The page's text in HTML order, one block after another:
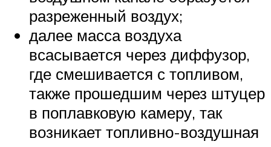
разреженный воздух;
далее масса воздуха
всасывается через диффузор,
где смешивается с топливом,
также прошедшим через штуцер
в поплавковую камеру, так
возникает топливно-воздушная